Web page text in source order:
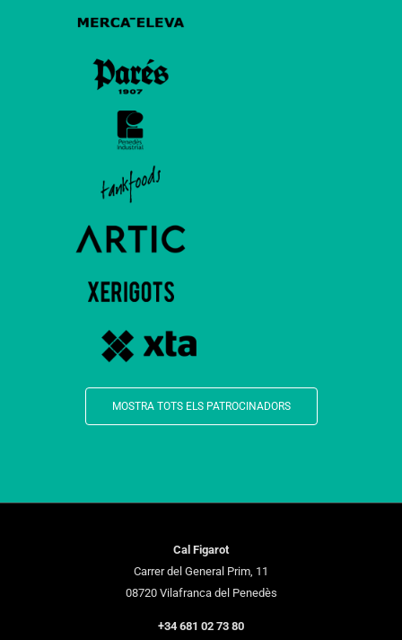
MOSTRA TOTS ELS PATROCINADORS
Cal Figarot
Carrer del General Prim, 11
08720 Vilafranca del Penedès
+34 681 02 73 80